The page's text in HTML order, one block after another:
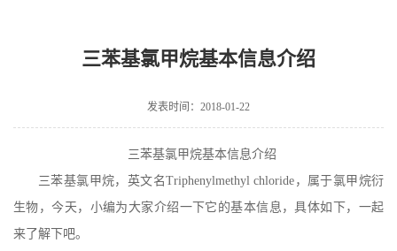
三苯基氯甲烷基本信息介绍
发表时间：2018-01-22
三苯基氯甲烷基本信息介绍
三苯基氯甲烷， 英文名Triphenylmethyl chloride ，属于氯甲烷衍
生物，今天，小编为大家介绍一下它的基本信息，具体如下，一起
来了解下吧。